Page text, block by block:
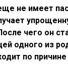
не имеет
чего он
одного из
по